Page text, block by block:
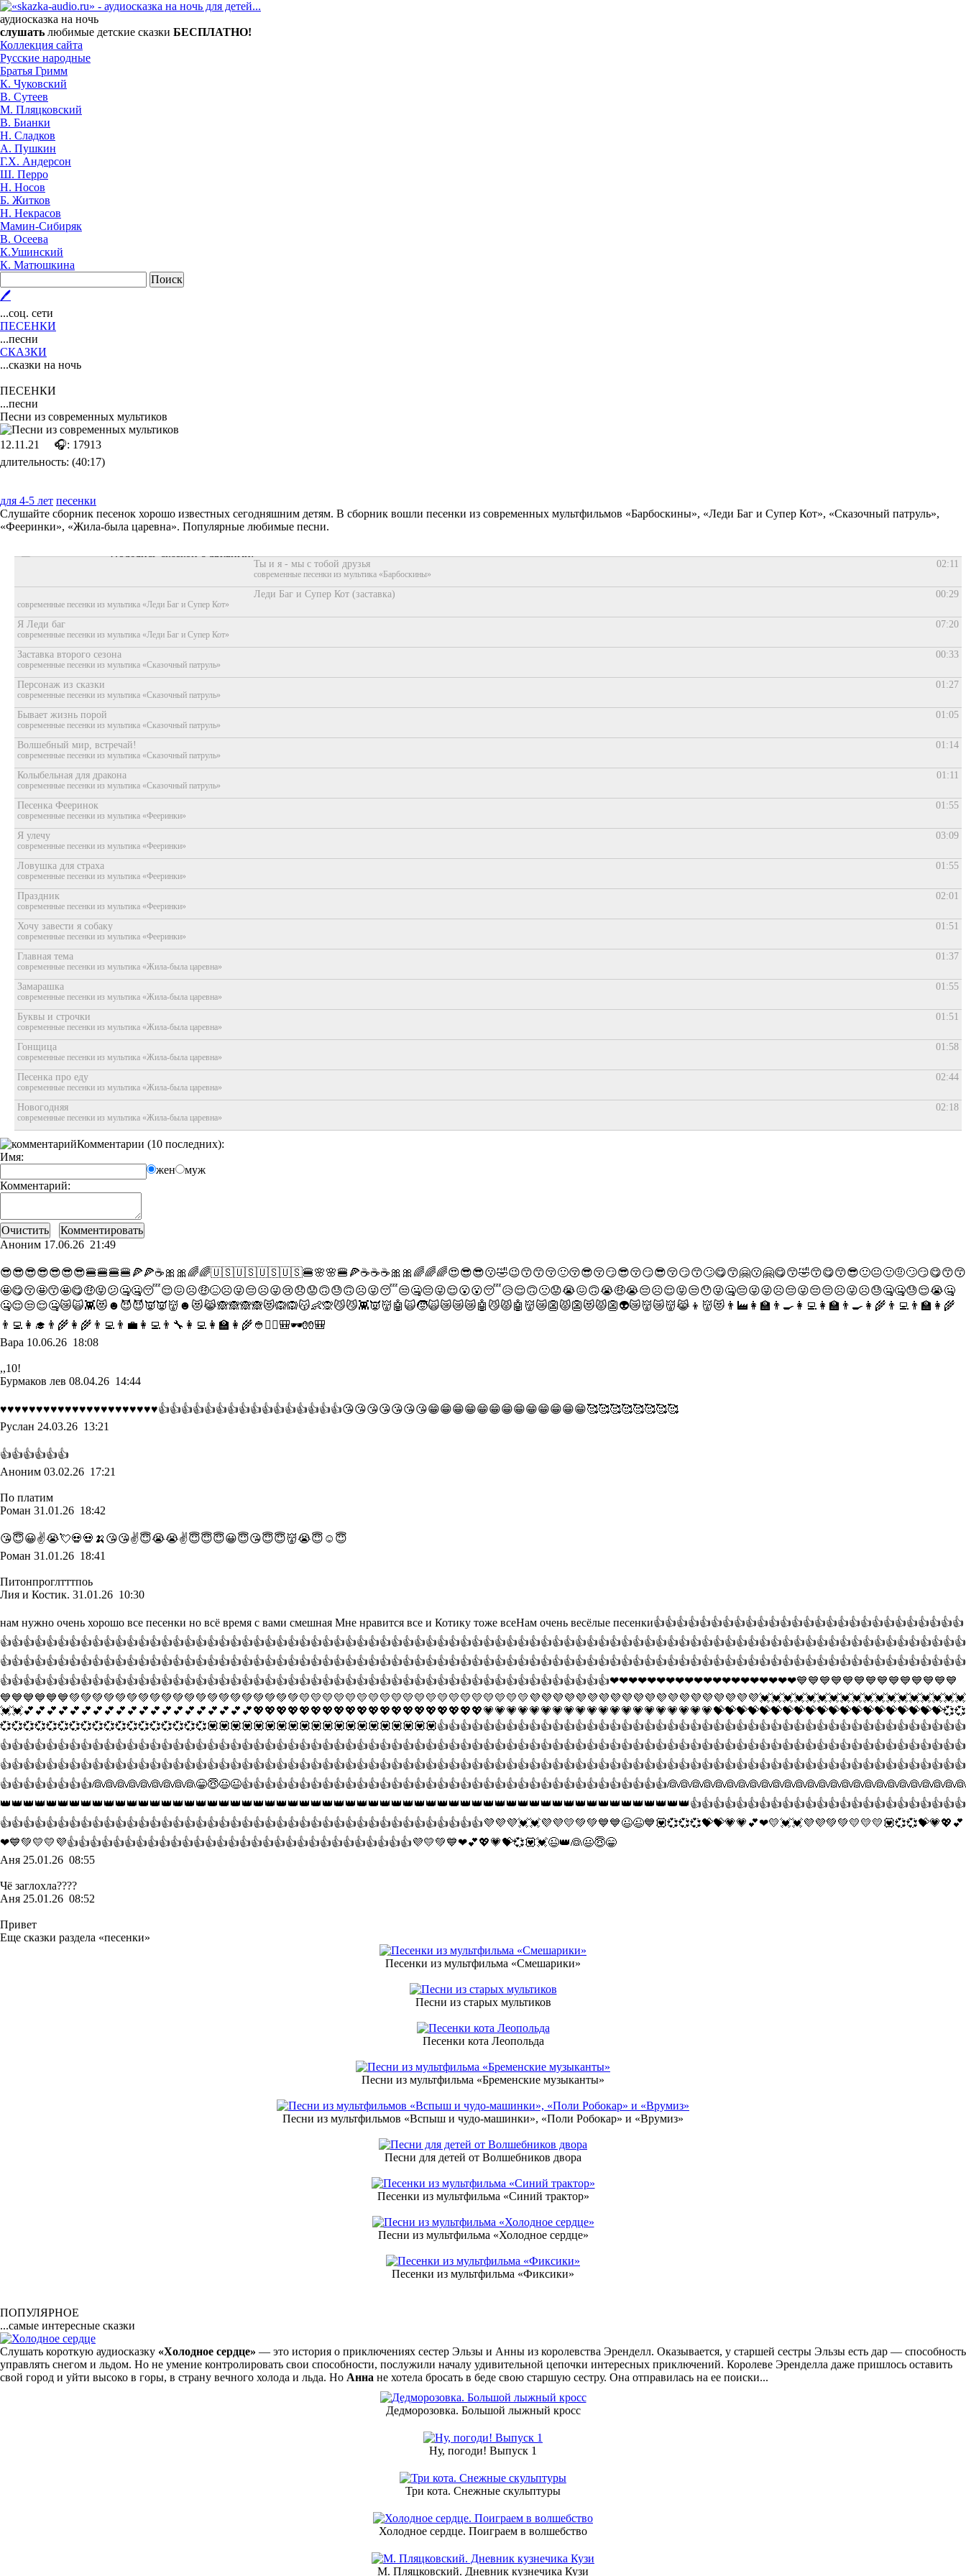
аудиосказка на ночь
слушать любимые детские сказки БЕСПЛАТНО!
Коллекция сайта
Русские народные
Братья Гримм
К. Чуковский
В. Сутеев
М. Пляцковский
В. Бианки
Н. Сладков
А. Пушкин
Г.Х. Андерсон
Ш. Перро
Н. Носов
Б. Житков
Н. Некрасов
Мамин-Сибиряк
В. Осеева
К.Ушинский
К. Матюшкина
Поиск
🖊
...соц. сети
ПЕСЕНКИ
...песни
СКАЗКИ
...сказки на ночь
ПЕСЕНКИ
...песни
Песни из современных мультиков
12.11.21
🎧: 17913
длительность: (40:17)
для 4-5 лет песенки
Слушайте сборник песенок хорошо известных сегодняшним детям. В сборник вошли песенки из современных мультфильмов «Барбоскины», «Леди Баг и Супер Кот», «Сказочный патруль»,
«Фееринки», «Жила-была царевна». Популярные любимые песни.
Поделись сказкой с другими:Ты и я - мы с тобой друзья 02:11
современные песенки из мультика «Барбоскины»
Леди Баг и Супер Кот (заставка) 00:29
современные песенки из мультика «Леди Баг и Супер Кот»
Я Леди баг 07:20
современные песенки из мультика «Леди Баг и Супер Кот»
Заставка второго сезона 00:33
современные песенки из мультика «Сказочный патруль»
Персонаж из сказки 01:27
современные песенки из мультика «Сказочный патруль»
Бывает жизнь порой 01:05
современные песенки из мультика «Сказочный патруль»
Волшебный мир, встречай! 01:14
современные песенки из мультика «Сказочный патруль»
Колыбельная для дракона 01:11
современные песенки из мультика «Сказочный патруль»
Песенка Фееринок 01:55
современные песенки из мультика «Фееринки»
Я улечу 03:09
современные песенки из мультика «Фееринки»
Ловушка для страха 01:55
современные песенки из мультика «Фееринки»
Праздник 02:01
современные песенки из мультика «Фееринки»
Хочу завести я собаку 01:51
современные песенки из мультика «Фееринки»
Главная тема 01:37
современные песенки из мультика «Жила-была царевна»
Замарашка 01:55
современные песенки из мультика «Жила-была царевна»
Буквы и строчки 01:51
современные песенки из мультика «Жила-была царевна»
Гонщица 01:58
современные песенки из мультика «Жила-была царевна»
Песенка про еду 02:44
современные песенки из мультика «Жила-была царевна»
Новогодняя 02:18
современные песенки из мультика «Жила-была царевна»
Комментарии (10 последних):
Имя:
жен
муж
Комментарий:
Аноним 17.06.26 21:49
😎😎😎😎😎😎😎🍔🍔🍔🍔🍕🍕☕🎀🎀🌈🌈🇺🇸🇺🇸🇺🇸🇺🇸🍔🌸🌸🍔🍕☕☕☕🎀🎀🌈🌈🌈😍😎😎😗🤣😉😙😙😚🙂😚😎😚😏😎😚😏😎😚😏😙🙄😋😙🤗😗🤗😋😙🤣😙😋😙😎🙂😐🙂🤨🙄😏😋😙😙
🤩😋😚🤩😙🤩😋🤑😝😕🤐🤐😴😌😖☹🤑😖☹😜😔☹😜😢😞😟🙃😓🙃☹😜😴😒🤐😔😜😌😮😮😴😥😌🙃🙁😟😭😖🙃😭🤑😭😔☹😌😝😒😯😜🤐😔😜😜☹😔😜😔😔☹😜☹😓🤐🤐😓😌😭🤐
🤐😌😒😌🤐😿🙀👾😻☻😈😈👿👿👹☻😻😹🙈🙈🙈🙈😻🙉🙉😽👶🙊😼😼👾👿👹🤖🙀🧒🙀😿😿😿🤖😼😾🤖👹😿👺😾👺😻😾👺👽😿👹😿👹😹👦👹😻👨‍🏭👩‍🏫👨‍🍳👩‍💻👩‍🏫👨‍🍳👩‍🌾👨‍💻👨‍🏫👩‍🌾
👨‍💻👩‍🎓👨‍🌾👩‍🌾👨‍💻👨‍💼👩‍💻👨‍🔧👩‍💻👩‍🏫👩‍🌾👲👮‍♂️🎒🕶🧤🎒
Вара 10.06.26 18:08
,,10!
Бурмаков лев 08.04.26 14:44
♥️♥️♥️♥️♥️♥️♥️♥️♥️♥️♥️♥️♥️♥️♥️♥️♥️♥️♥️♥️♥️♥️👍👍👍👍👍👍👍👍👍👍👍👍👍👍👍👍😘😘😘😘😘😘😘😁😁😁😁😁😁😁😁😁😁😁😁😁🥰🥰🥰🥰🥰🥰🥰🥰
Руслан 24.03.26 13:21
👍👍👍👍👍👍
Аноним 03.02.26 17:21
По платим
Роман 31.01.26 18:42
😘😇😀✌😭💘💀💀🍌😘😘✌😇😭😭✌😇😇😇😀😇😘😇😇👹😭😇☺😇
Роман 31.01.26 18:41
Питонпроглтттпоь
Лия и Костик. 31.01.26 10:30
нам нужно очень хорошо все песенки но всё время с вами смешная Мне нравится все и Котику тоже всеНам очень весёлые песенки👍👍👍👍👍👍👍👍👍👍👍👍👍👍👍👍👍👍👍👍👍👍👍👍👍👍👍
👍👍👍👍👍👍👍👍👍👍👍👍👍👍👍👍👍👍👍👍👍👍👍👍👍👍👍👍👍👍👍👍👍👍👍👍👍👍👍👍👍👍👍👍👍👍👍👍👍👍👍👍👍👍👍👍👍👍👍👍👍👍👍👍👍👍👍👍👍👍👍👍👍👍👍👍👍👍👍👍👍👍👍👍
👍👍👍👍👍👍👍👍👍👍👍👍👍👍👍👍👍👍👍👍👍👍👍👍👍👍👍👍👍👍👍👍👍👍👍👍👍👍👍👍👍👍👍👍👍👍👍👍👍👍👍👍👍👍👍👍👍👍👍👍👍👍👍👍👍👍👍👍👍👍👍👍👍👍👍👍👍👍👍👍👍👍👍👍
👍👍👍👍👍👍👍👍👍👍👍👍👍👍👍👍👍👍👍👍👍👍👍👍👍👍👍👍👍👍👍👍👍👍👍👍👍👍👍👍👍👍👍👍👍👍👍👍👍👍👍👍👍❤❤❤❤❤❤❤❤❤❤❤❤❤❤❤❤❤❤❤❤💙💙💙💙💙💙💙💙💙💙💙💙💙💙
💙💙💙💙💙💙💚💚💚💚💚💚💚💚💚💚💚💚💚💚💚💚💚💚💚💚💛💛💛💛💛💛💛💛💛💛💛💛💛💛💛💛💛💛💛💛💜💜💜💜💜💜💜💜💜💜💜💜💜💜💜💜💜💜💜💜💓💓💓💓💓💓💓💓💓💓💓💓💓💓💓💓💓💓
💓💓💕💕💕💕💕💕💕💕💕💕💕💕💕💕💕💕💕💕💕💕💖💖💖💖💖💖💖💖💖💖💖💖💖💖💖💖💖💖💖💖💗💗💗💗💗💗💗💗💗💗💗💗💗💗💗💗💗💗💗💗💝💝💝💝💝💝💝💝💝💝💝💝💝💝💝💝💝💝💝💝💞💞
💞💞💞💞💞💞💞💞💞💞💞💞💞💞💞💞💞💞💟💟💟💟💟💟💟💟💟💟💟💟💟💟💟💟💟💟💟💟👍👍👍👍👍👍👍👍👍👍👍👍👍👍👍👍👍👍👍👍👍👍👍👍👍👍👍👍👍👍👍👍👍👍👍👍👍👍👍👍👍👍👍👍👍👍
👍👍👍👍👍👍👍👍👍👍👍👍👍👍👍👍👍👍👍👍👍👍👍👍👍👍👍👍👍👍👍👍👍👍👍👍👍👍👍👍👍👍👍👍👍👍👍👍👍👍👍👍👍👍👍👍👍👍👍👍👍👍👍👍👍👍👍👍👍👍👍👍👍👍👍👍👍👍👍👍👍👍👍👍
👍👍👍👍👍👍👍👍👍👍👍👍👍👍👍👍👍👍👍👍👍👍👍👍👍👍👍👍👍👍👍👍👍👍👍👍👍👍👍👍👍👍👍👍👍👍👍👍👍👍👍👍👍👍👍👍👍👍👍👍👍👍👍👍👍👍👍👍👍👍👍👍👍👍👍👍👍👍👍👍👍👍👍👍
👍👍👍👍👍👍👍👍👰👰👰👰👰👰👰👰👰😁😇😃😉👍👍👍👍👍👍👍👍👍👍👍👍👍👍👍👍👍👍👍👍👍👍👍👍👍👍👍👍👍👍👍👍👍👍👍👍👍👰👰👰👰👰👰👰👰👰👰👰👰👰👰👰👰👰👰👰👰👰👰👰👰👰👰
👑👑👑👑👑👑👑👑👑👑👑👑👑👑👑👑👑👑👑👑👑👑👑👑👑👑👑👑👑👑👑👑👑👑👑👑👑👑👑👑👑👑👑👑👑👑👑👑👑👑👑👑👑👑👑👑👑👑👑👑👍👍👍👍👍👍👍👍👍👍👍👍👍👍👍👍👍👍👍👍👍👍👍👍
👍👍👍👍👍👍👍👍👍👍👍👍👍👍👍👍👍👍👍👍👍👍👍👍👍👍👍👍👍👍👍👍👍👍👍👍👍👍👍👍👍👍💜💜💜💓💓💜💜💛💚💚💙💙😉😉💙💟💞💞💞💝💝💗💗💕❤💛💓💓💜💜💚💚💛💛💛💟💞💞💝💗💖💕
❤💙💚💛💛💜👍👍👍👍👍👍👍👍👍👍👍👍👍👍👍👍👍👍👍👍👍👍👍👍👍👍👍👍👍👍💜💛💚💙❤💕💖💗💝💞💟💓😉👑👰😃😇😁
Аня 25.01.26 08:55
Чё заглохла????
Аня 25.01.26 08:52
Привет
Еще сказки раздела «песенки»
Песенки из мультфильма «Смешарики»
Песни из старых мультиков
Песенки кота Леопольда
Песни из мультфильма «Бременские музыканты»
Песни из мультфильмов «Вспыш и чудо-машинки», «Поли Робокар» и «Врумиз»
Песни для детей от Волшебников двора
Песенки из мультфильма «Синий трактор»
Песни из мультфильма «Холодное сердце»
Песенки из мультфильма «Фиксики»
ПОПУЛЯРНОЕ
...самые интересные сказки
Слушать короткую аудиосказку «Холодное сердце» — это история о приключениях сестер Эльзы и Анны из королевства Эренделл. Оказывается, у старшей сестры Эльзы есть дар — способность
управлять снегом и льдом. Но не умение контролировать свои способности, послужили началу удивительной цепочки интересных приключений. Королеве Эренделла даже пришлось оставить
свой город и уйти высоко в горы, в страну вечного холода и льда. Но Анна не хотела бросать в беде свою старшую сестру. Она отправилась на ее поиски...
Дедморозовка. Большой лыжный кросс
Ну, погоди! Выпуск 1
Три кота. Снежные скульптуры
Холодное сердце. Поиграем в волшебство
М. Пляцковский. Дневник кузнечика Кузи